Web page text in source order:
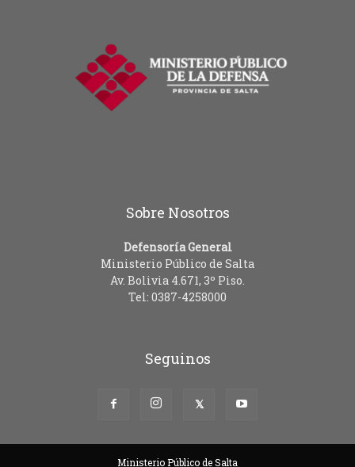
Sobre Nosotros
Defensoría General
Ministerio Público de Salta
Av. Bolivia 4.671, 3º Piso.
Tel: 0387-4258000
Seguinos
Ministerio Público de Salta